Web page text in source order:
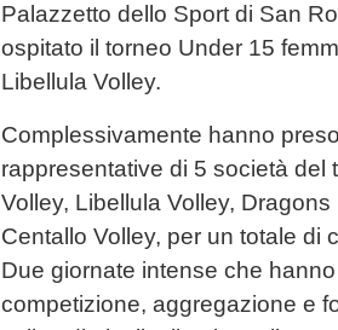
Palazzetto dello Sport di San
ospitato il torneo Under 15
Libellula Volley.
Complessivamente hanno
rappresentative di 5 società del
Volley, Libellula Volley,
Centallo Volley, per un totale di
Due giornate intense che
competizione, aggregazione e